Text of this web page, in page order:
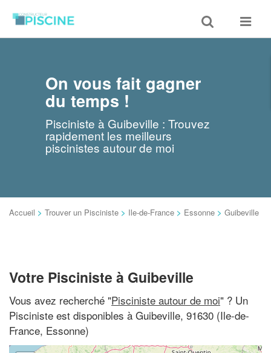
Toggle
search
Toggle
On vous fait gagner
du temps !
Pisciniste à Guibeville : Trouvez
rapidement les meilleurs
piscinistes autour de moi
Accueil > Trouver un Pisciniste > Ile-de-France > Essonne > Guibeville
Votre Pisciniste à Guibeville
Vous avez recherché "Pisciniste autour de moi" ? Un
Pisciniste est disponibles à Guibeville, 91630 (Ile-de-
France, Essonne)